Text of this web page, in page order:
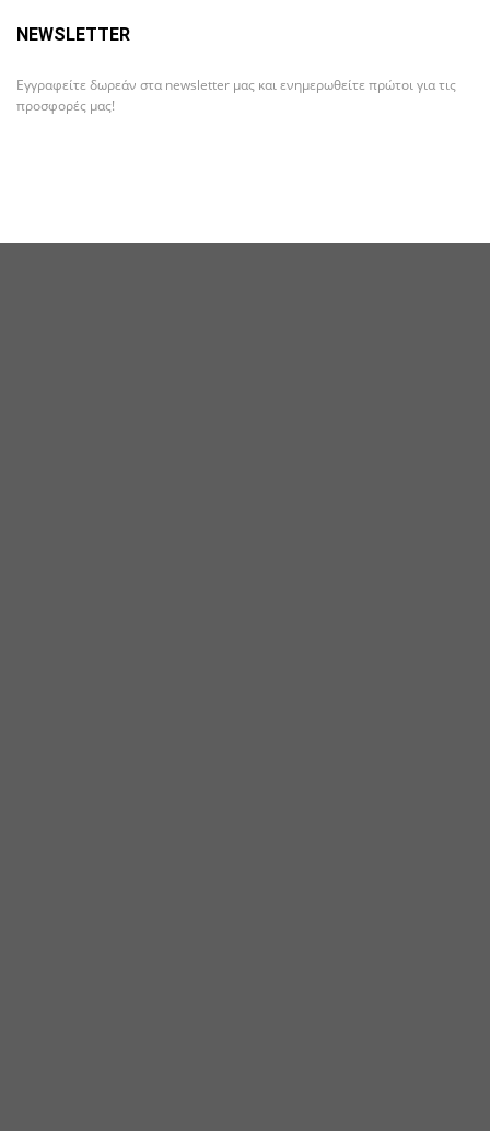
NEWSLETTER
Εγγραφείτε δωρεάν στα newsletter μας και ενημερωθείτε πρώτοι για τις
προσφορές μας!